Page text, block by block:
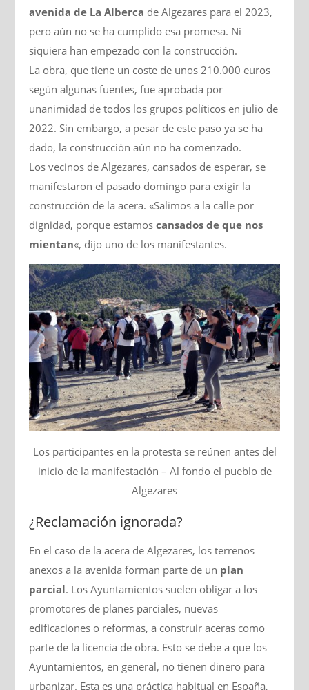
avenida de La Alberca de Algezares para el 2023,
pero aún no se ha cumplido esa promesa. Ni
siquiera han empezado con la construcción.
La obra, que tiene un coste de unos 210.000 euros
según algunas fuentes, fue aprobada por
unanimidad de todos los grupos políticos en julio de
2022. Sin embargo, a pesar de este paso ya se ha
dado, la construcción aún no ha comenzado.
Los vecinos de Algezares, cansados de esperar, se
manifestaron el pasado domingo para exigir la
construcción de la acera. «Salimos a la calle por
dignidad, porque estamoscansados de que nos
mientan«, dijo uno de los manifestantes.
Los participantes en la protesta se reúnen antes del
inicio de la manifestación – Al fondo el pueblo de
Algezares
¿Reclamación ignorada?
En el caso de la acera de Algezares, los terrenos
anexos a la avenida forman parte de un plan
parcial. Los Ayuntamientos suelen obligar a los
promotores de planes parciales, nuevas
edificaciones o reformas, a construir aceras como
parte de la licencia de obra. Esto se debe a que los
Ayuntamientos, en general, no tienen dinero para
urbanizar. Esta es una práctica habitual en España,